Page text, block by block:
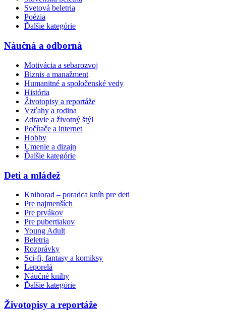
Svetová beletria
Poézia
Ďalšie kategórie
Náučná a odborná
Motivácia a sebarozvoj
Biznis a manažment
Humanitné a spoločenské vedy
História
Životopisy a reportáže
Vzťahy a rodina
Zdravie a životný štýl
Počítače a internet
Hobby
Umenie a dizajn
Ďalšie kategórie
Deti a mládež
Knihorad – poradca kníh pre deti
Pre najmenších
Pre prvákov
Pre pubertiakov
Young Adult
Beletria
Rozprávky
Sci-fi, fantasy a komiksy
Leporelá
Náučné knihy
Ďalšie kategórie
Životopisy a reportáže